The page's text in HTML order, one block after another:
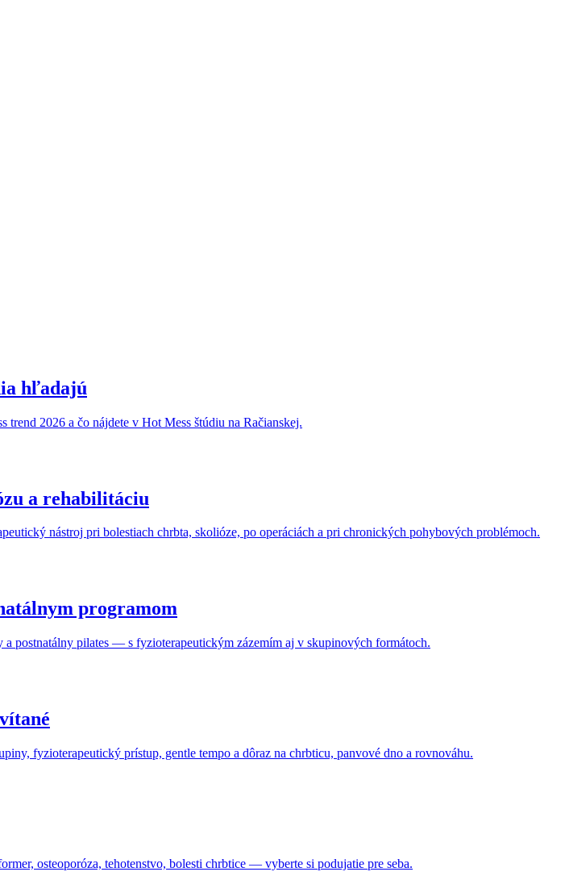
hľadajú
2026 a čo nájdete v Hot Mess štúdiu na Račianskej.
a rehabilitáciu
nástroj pri bolestiach chrbta, skolióze, po operáciách a pri chronických pohybových problémoch.
programom
postnatálny pilates — s fyzioterapeutickým zázemím aj v skupinových formátoch.
fyzioterapeutický prístup, gentle tempo a dôraz na chrbticu, panvové dno a rovnováhu.
osteoporóza, tehotenstvo, bolesti chrbtice — vyberte si podujatie pre seba.